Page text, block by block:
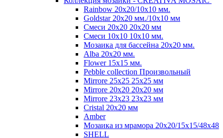
Rainbow 20x20/10х10 мм.
Goldstar 20х20 мм./10х10 мм
Смеси 20х20 20х20 мм
Смеси 10х10 10x10 мм.
Мозаика для бассейна 20x20 мм.
Alba 20x20 мм.
Flower 15x15 мм.
Pebble collection Произвольный
Mirrore 25х25 25x25 мм
Mirrore 20х20 20x20 мм
Mirrore 23х23 23x23 мм
Cristal 20х20 мм
Amber
Мозаика из мрамора 20х20/15х15/48х48
SHELL